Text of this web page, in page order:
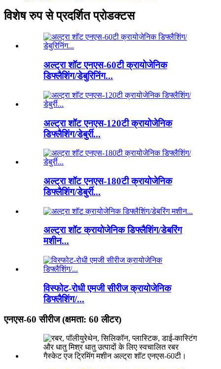
विशेष रुप से प्रदर्शित प्रोडक्टस
अल्ट्रा शॉट एनएस-60टी क्रायोजेनिक
डिफ्लैशिंग/डेबुरिनिंग...
अल्ट्रा शॉट एनएस-120टी क्रायोजेनिक
डिफ्लैशिंग/डेबुर्री...
अल्ट्रा शॉट एनएस-180टी क्रायोजेनिक
डिफ्लैशिंग/डेबुर्री...
अल्ट्रा शॉट क्रायोजेनिक डिफ्लैशिंग/डेबरिंग
मशीन...
विस्फोट-रोधी एमजी सीरीज क्रायोजेनिक
डिफ्लैशिंग/...
एनएस-60 सीरीज (क्षमता: 60 लीटर)